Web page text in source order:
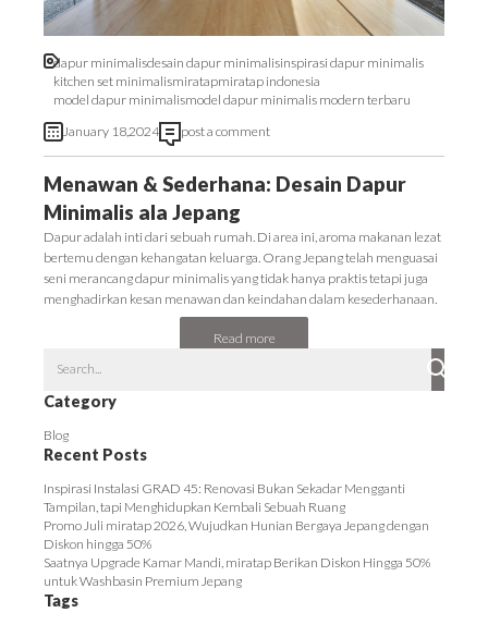
dapur minimalisdesain dapur minimalisinspirasi dapur minimalis
kitchen set minimalismiratapmiratap indonesia
model dapur minimalismodel dapur minimalis modern terbaru
January 18,2024
post a comment
Menawan & Sederhana: Desain Dapur
Minimalis ala Jepang
Dapur adalah inti dari sebuah rumah. Di area ini, aroma makanan lezat
bertemu dengan kehangatan keluarga. Orang Jepang telah menguasai
seni merancang dapur minimalis yang tidak hanya praktis tetapi juga
menghadirkan kesan menawan dan keindahan dalam kesederhanaan.
Read more
Category
Blog
Recent Posts
Inspirasi Instalasi GRAD 45: Renovasi Bukan Sekadar Mengganti
Tampilan, tapi Menghidupkan Kembali Sebuah Ruang
Promo Juli miratap 2026, Wujudkan Hunian Bergaya Jepang dengan
Diskon hingga 50%
Saatnya Upgrade Kamar Mandi, miratap Berikan Diskon Hingga 50%
untuk Washbasin Premium Jepang
Tags